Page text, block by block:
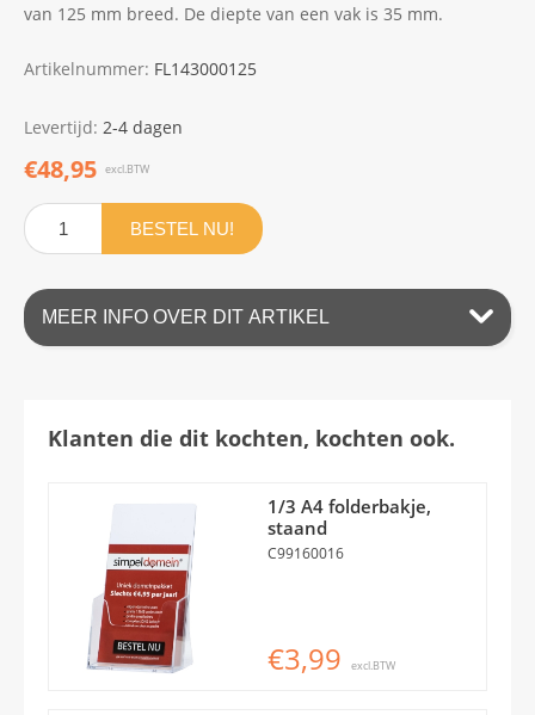
van 125 mm breed. De diepte van een vak is 35 mm.
Artikelnummer: FL143000125
Levertijd: 2-4 dagen
€48,95 excl.BTW
BESTEL NU!
MEER INFO OVER DIT ARTIKEL
Klanten die dit kochten, kochten ook.
1/3 A4 folderbakje,
staand
C99160016
€3,99 excl.BTW